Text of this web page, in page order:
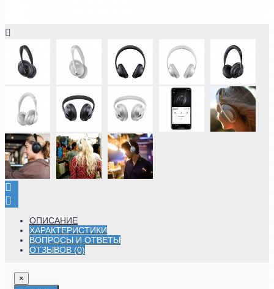
ОПИСАНИЕ
ХАРАКТЕРИСТИКИ
ВОПРОСЫ И ОТВЕТЫ
ОТЗЫВОВ (0)
×